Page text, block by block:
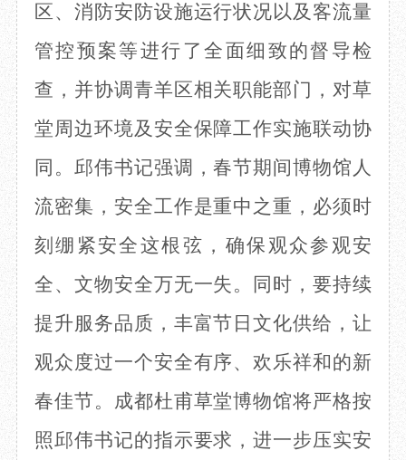
区、消防安防设施运行状况以及客流量
管控预案等进行了全面细致的督导检
查，并协调青羊区相关职能部门，对草
堂周边环境及安全保障工作实施联动协
同。邱伟书记强调，春节期间博物馆人
流密集，安全工作是重中之重，必须时
刻绷紧安全这根弦，确保观众参观安
全、文物安全万无一失。同时，要持续
提升服务品质，丰富节日文化供给，让
观众度过一个安全有序、欢乐祥和的新
春佳节。成都杜甫草堂博物馆将严格按
照邱伟书记的指示要求，进一步压实安